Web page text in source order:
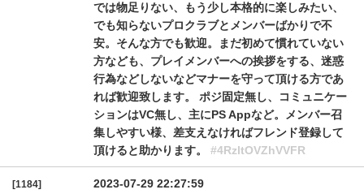
では物足りない、もう少し本格的に楽しみたい、
でも知らないプロクラブとメンバーばかりで不
安。そんな方でも歓迎。まだ初めて慣れていない
方なども、プレイメンバーへの挨拶をする、迷惑
行為などしないなどマナーを守って頂ける方であ
れば歓迎致します。 ポジ固定無し、コミュニケー
ションはVC無し、主にPS Appなど。メンバー召
集しやすい様、差支えなければフレンド登録して
頂けると助かります。 #4RzltOVZhVVFR
[1184]
2023-07-29 22:27:59